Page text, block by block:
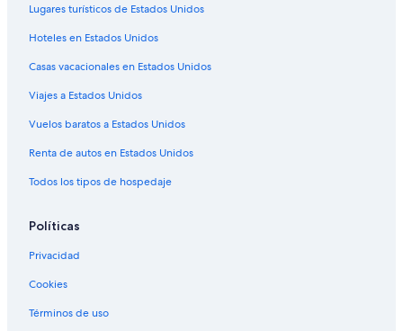
Hoteles en Panorama Hills
Hoteles en Bridgeland
Hoteles románticos en Centro de la ciudad de Calgary
Hoteles en Centro de la ciudad de Calgary
Lugares turísticos de Estados Unidos
Hoteles en Estados Unidos
Casas vacacionales en Estados Unidos
Viajes a Estados Unidos
Vuelos baratos a Estados Unidos
Renta de autos en Estados Unidos
Todos los tipos de hospedaje
Políticas
Privacidad
Cookies
Términos de uso